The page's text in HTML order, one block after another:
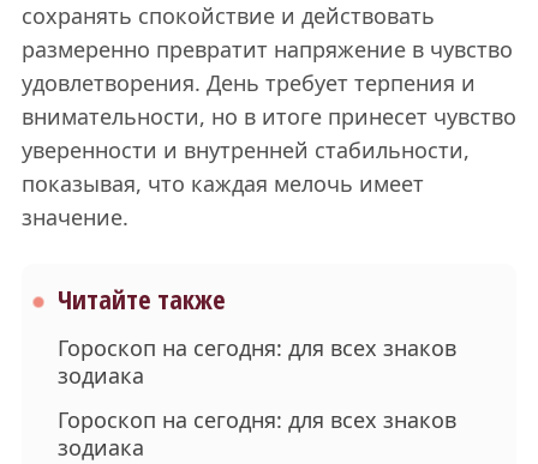
сохранять спокойствие и действовать
размеренно превратит напряжение в чувство
удовлетворения. День требует терпения и
внимательности, но в итоге принесет чувство
уверенности и внутренней стабильности,
показывая, что каждая мелочь имеет
значение.
Читайте также
Гороскоп на сегодня: для всех знаков
зодиака
Гороскоп на сегодня: для всех знаков
зодиака